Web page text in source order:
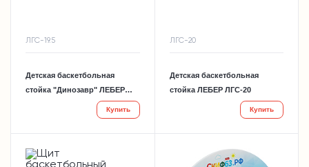
ЛГС-19.5
Детская баскетбольная
стойка "Динозавр" ЛЕБЕР
Купить
ЛГС-20
Детская баскетбольная
стойка ЛЕБЕР ЛГС-20
Купить